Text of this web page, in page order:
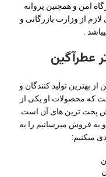
امن و همچنین پروانه
از وزارت بازرگانی و
.
عطرآگین
بهترین تولید کنندگان و
که محصولات او یکی از
پخت ترین های آن است.
فروش میرسانیم را به
میکنیم: